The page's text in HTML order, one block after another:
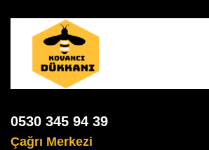
0530 345 94 39
Çağrı Merkezi